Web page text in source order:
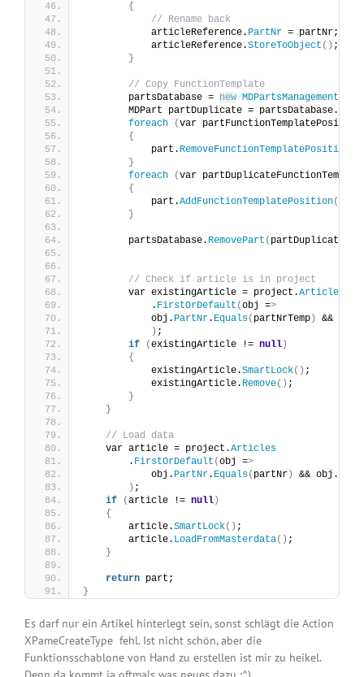
{
// Rename back
            articleReference.
PartNr = partNr;
            articleReference.
StoreToObject () ;
}
// Copy FunctionTemplate
        partsDatabase =
new MDPartsManagement
        MDPart partDuplicate = partsDatabase.
foreach
(var
{
            part.
RemoveFunctionTemplatePosition
}
foreach
(var
{
            part.
AddFunctionTemplatePosition(
}
        partsDatabase.
RemovePart ( partDuplicate
// Check if article is in project
        var existingArticle = project.
Articles
            .
FirstOrDefault (obj =>
            obj.
PartNr. Equals( partNrTemp ) && obj.
) ;
if
(existingArticle != null )
{
            existingArticle.
SmartLock() ;
            existingArticle.
Remove() ;
}
}
// Load data
    var article = project.
Articles
        .
FirstOrDefault (obj =>
            obj.
PartNr. Equals( partNr ) && obj.
) ;
if
(article != null )
{
        article.
SmartLock() ;
        article.
LoadFromMasterdata() ;
}
return part;
}
Es darf nur ein Artikel hinterlegt sein, sonst schlägt die Action
XPameCreateType fehl. Ist nicht schön, aber die
Funktionsschablone von Hand zu erstellen ist mir zu heikel.